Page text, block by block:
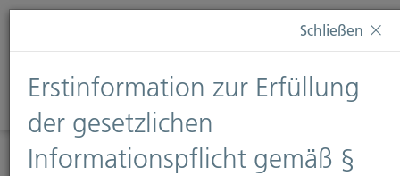
Diese Webseite verwendet Cookies. Wenn Sie weiterhin
Informationen finden Sie auf unserer SeiteDatenschutz
Diese Nachricht nicht erneut anzeigen
Schließen
Erstinformation zur Erfüllung
der gesetzlichen
Informationspflicht gemäß §